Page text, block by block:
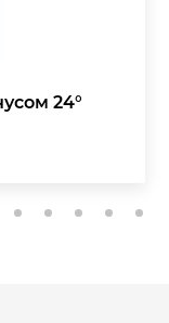
24°
11 12 13 14 15